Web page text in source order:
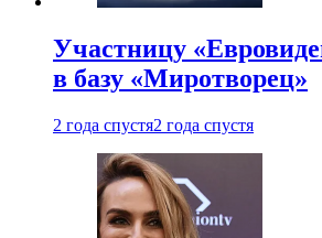
Участницу
в базу «Миротворец»
2 года спустя2 года спустя